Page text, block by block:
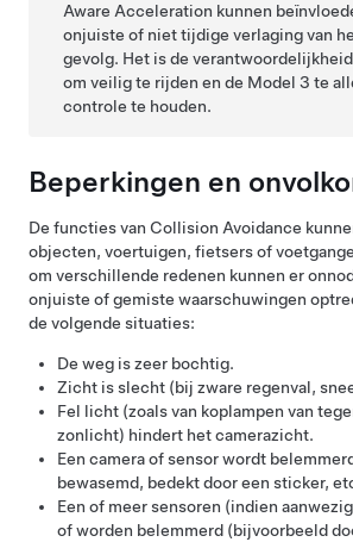
Aware Acceleration kunnen
onjuiste of niet tijdige verlaging van
gevolg. Het is de
om veilig te rijden en de Model 3 te
controle te houden.
Beperkingen en
De functies van Collision Avoidance
objecten, voertuigen, fietsers of
om verschillende redenen kunnen er
onjuiste of gemiste waarschuwingen
de volgende situaties:
De weg is zeer bochtig.
Zicht is slecht (bij zware regenval,
Fel licht (zoals van koplampen van
zonlicht) hindert het camerazicht.
Een cameraof sensorwordt
bewasemd, bedekt door een sticker,
Een of meer sensoren (indien
of worden belemmerd (bijvoorbeeld